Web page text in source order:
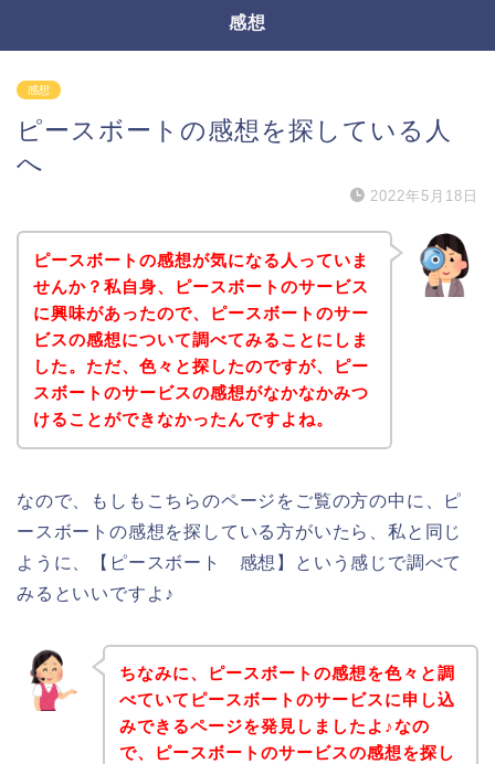
感想
感想
ピースボートの感想を探している人
へ
2022年5月18日
ピースボートの感想が気になる人っていま
せんか？私自身、ピースボートのサービス
に興味があったので、ピースボートのサー
ビスの感想について調べてみることにしま
した。ただ、色々と探したのですが、ピー
スボートのサービスの感想がなかなかみつ
けることができなかったんですよね。
なので、もしもこちらのページをご覧の方の中に、ピ
ースボートの感想を探している方がいたら、私と同じ
ように、【ピースボート 感想】という感じで調べて
みるといいですよ♪
ちなみに、ピースボートの感想を色々と調
べていてピースボートのサービスに申し込
みできるページを発見しましたよ♪なの
で、ピースボートのサービスの感想を探し